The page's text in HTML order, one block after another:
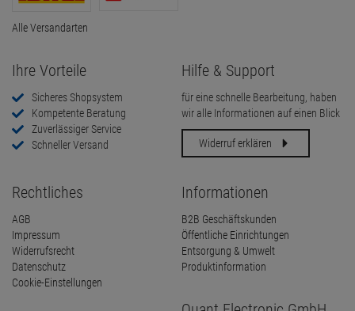
Alle Versandarten
Ihre Vorteile
Sicheres Shopsystem
Kompetente Beratung
Zuverlässiger Service
Schneller Versand
Hilfe & Support
für eine schnelle Bearbeitung, haben
wir alle Informationen auf einen Blick
Widerruf erklären
Rechtliches
AGB
Impressum
Widerrufsrecht
Datenschutz
Cookie-Einstellungen
Informationen
B2B Geschäftskunden
Öffentliche Einrichtungen
Entsorgung & Umwelt
Produktinformation